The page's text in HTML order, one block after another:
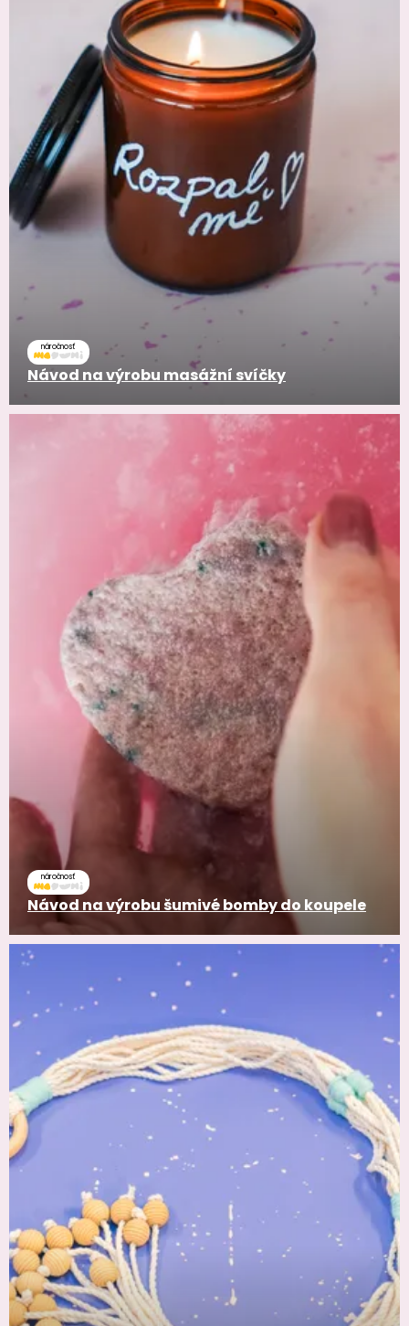
náročnosť
Návod na výrobu masážní svíčky
náročnosť
Návod na výrobu šumivé bomby do koupele